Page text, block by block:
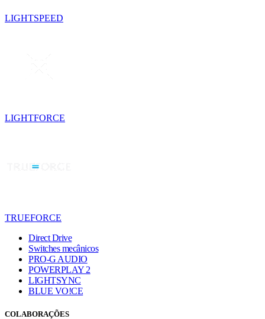
LIGHTSPEED
LIGHTFORCE
TRUEFORCE
Direct Drive
Switches mecânicos
PRO-G AUDIO
POWERPLAY 2
LIGHTSYNC
BLUE VO!CE
COLABORAÇÕES